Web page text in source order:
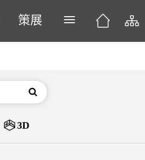
策展 展開或關閉主選單
搜尋
3D